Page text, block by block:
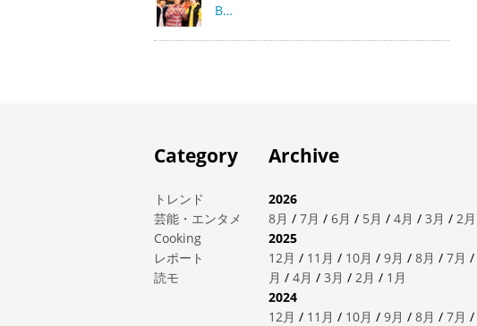
B…
Category
トレンド
芸能・エンタメ
Cooking
レポート
読モ
Archive
2026
8月 / 7月 / 6月 / 5月 / 4月 / 3月 / 2月
2025
12月 / 11月 / 10月 / 9月 / 8月 / 7月 /
月 / 4月 / 3月 / 2月 / 1月
2024
12月 / 11月 / 10月 / 9月 / 8月 / 7月 /